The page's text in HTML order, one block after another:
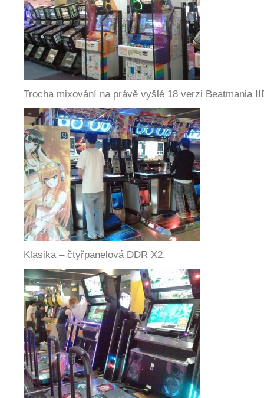
Trocha mixování na právě vyšlé 18 verzi Beatmania
Klasika – čtyřpanelová DDR X2.